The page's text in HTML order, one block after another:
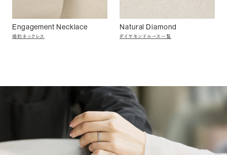
Engagement Necklace
婚約ネックレス
Natural Diamond
ダイヤモンドルース一覧